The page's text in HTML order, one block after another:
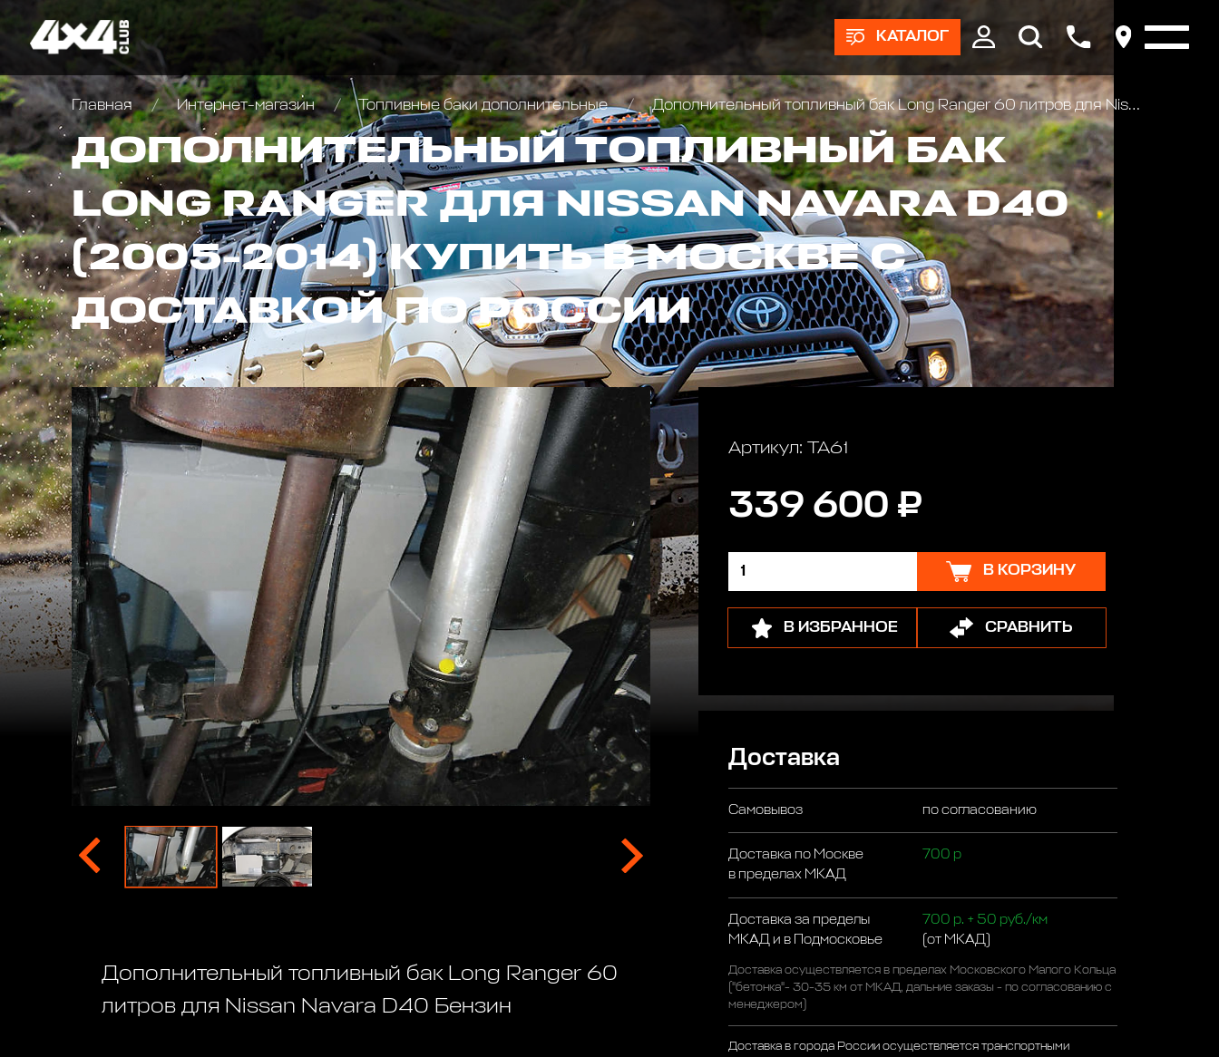
КАТАЛОГ
Главная Интернет-магазин Топливные баки дополнительные Дополнительный топливный бак Long Ranger 60 литров для Nissan Navara D40 Бензин
ДОПОЛНИТЕЛЬНЫЙ ТОПЛИВНЫЙ БАК
LONG RANGER ДЛЯ NISSAN NAVARA D40
(2005-2014) КУПИТЬ В МОСКВЕ С
ДОСТАВКОЙ ПО РОССИИ
Дополнительный топливный бак Long Ranger 60
литров для Nissan Navara D40 Бензин
Артикул: TA61
339 600 ₽
В КОРЗИНУ
В ИЗБРАННОЕ СРАВНИТЬ
Доставка
Самовывоз по согласованию
Доставка по Москве
в пределах МКАД
700 р
Доставка за пределы
МКАД и в Подмосковье
700 р. + 50 руб./км
(от МКАД)
Доставка осуществляется в пределах Московского Малого Кольца
("бетонка"- 30-35 км от МКАД, дальние заказы - по согласованию с
менеджером)
Доставка в города России осуществляется транспортными